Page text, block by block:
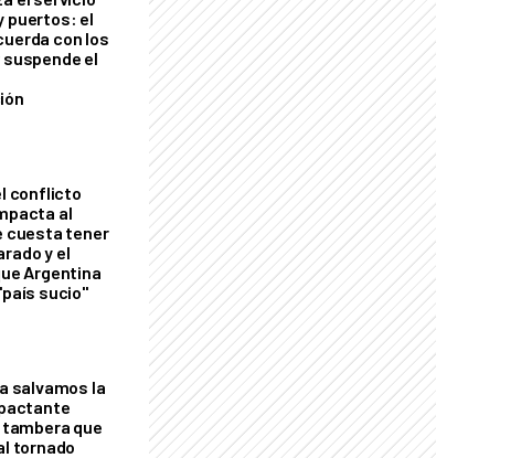
puertos: el
con los
el
conflicto
al
cuesta tener
y el
Argentina
sucio"
salvamos la
que
tornado